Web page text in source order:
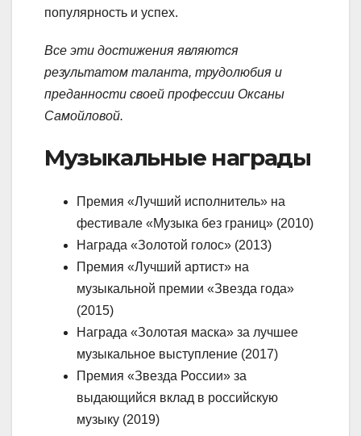
популярность и успех.
Все эти достижения являются
результатом таланта, трудолюбия и
преданности своей профессии Оксаны
Самойловой.
Музыкальные награды
Премия «Лучший исполнитель» на
фестивале «Музыка без границ» (2010)
Награда «Золотой голос» (2013)
Премия «Лучший артист» на
музыкальной премии «Звезда года»
(2015)
Награда «Золотая маска» за лучшее
музыкальное выступление (2017)
Премия «Звезда России» за
выдающийся вклад в российскую
музыку (2019)